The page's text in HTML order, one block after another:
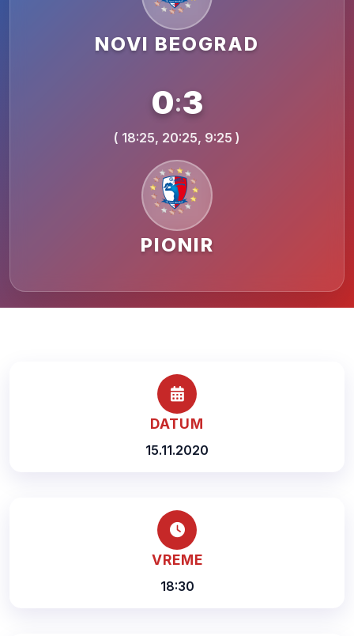
NOVI BEOGRAD
0:3
( 18:25, 20:25, 9:25 )
PIONIR
DATUM
15.11.2020
VREME
18:30